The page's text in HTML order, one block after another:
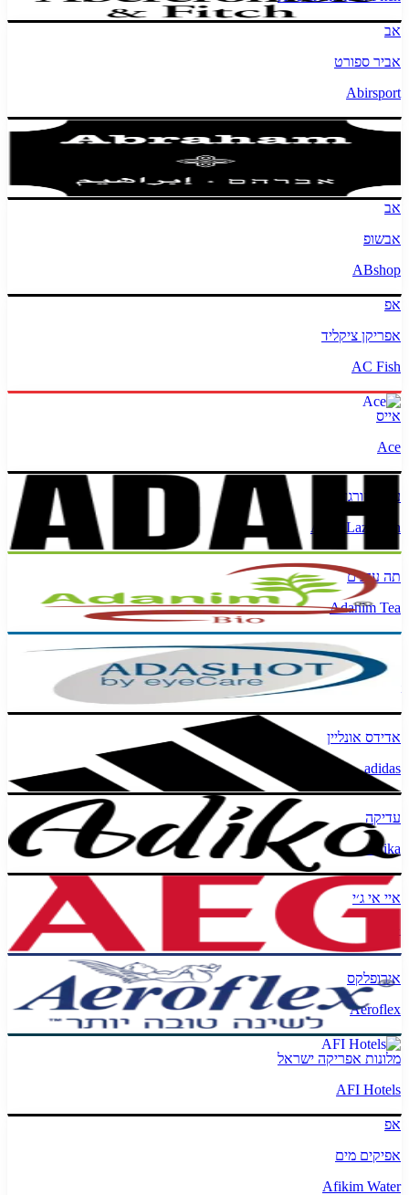
אב
אביר ספורט
Abirsport
אברהם הוסטלס
אב
אבשופ
ABshop
אפ
אפריקן ציקליד
AC Fish
אייס
Ace
עדה לזורגן
Adah Lazorgan
תה עדנים
Adanim Tea
עדשות
Adashot
אדידס אונליין
adidas
עדיקה
Adika
איי אי ג׳י
אירופלקס
Aeroflex
מלונות אפריקה ישראל
AFI Hotels
אפ
אפיקים מים
Afikim Water